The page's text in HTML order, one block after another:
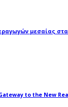
μεσαίας
to the New